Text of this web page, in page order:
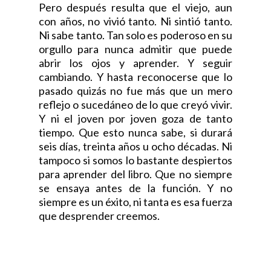
Pero después resulta que el viejo, aun
con años, no vivió tanto. Ni sintió tanto.
Ni sabe tanto. Tan solo es poderoso en su
orgullo para nunca admitir que puede
abrir los ojos y aprender. Y seguir
cambiando. Y hasta reconocerse que lo
pasado quizás no fue más que un mero
reflejo o sucedáneo de lo que creyó vivir.
Y ni el joven por joven goza de tanto
tiempo. Que esto nunca sabe, si durará
seis días, treinta años u ocho décadas. Ni
tampoco si somos lo bastante despiertos
para aprender del libro. Que no siempre
se ensaya antes de la función. Y no
siempre es un éxito, ni tanta es esa fuerza
que desprender creemos.